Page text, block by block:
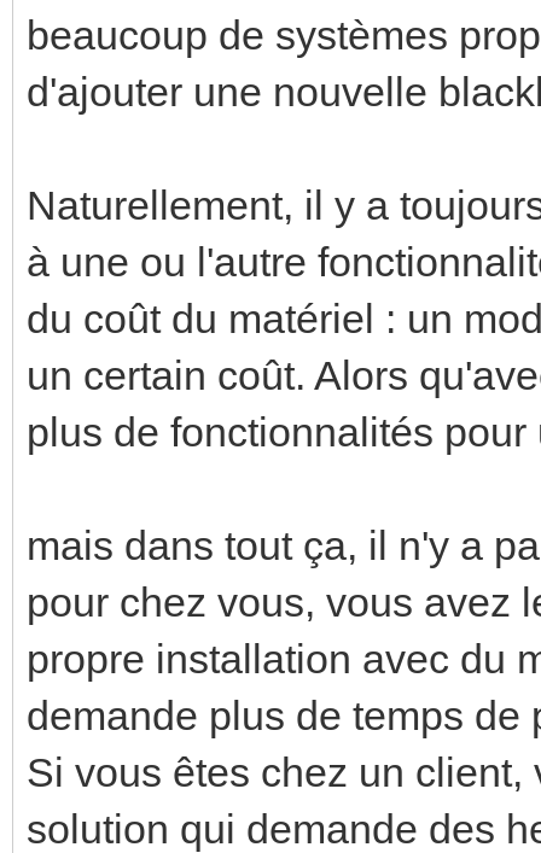
beaucoup de systèmes
d'ajouter une nouvelle
Naturellement, il y a
à une ou l'autre
du coût du matériel : un
un certain coût. Alors
plus de fonctionnalités
mais dans tout ça, il n'y a
pour chez vous, vous avez
propre installation avec du
demande plus de temps de
Si vous êtes chez un
solution qui demande des